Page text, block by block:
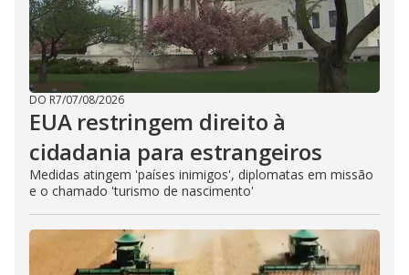
DO R7/07/08/2026
EUA restringem direito à
cidadania para estrangeiros
Medidas atingem 'países inimigos', diplomatas em missão
e o chamado 'turismo de nascimento'